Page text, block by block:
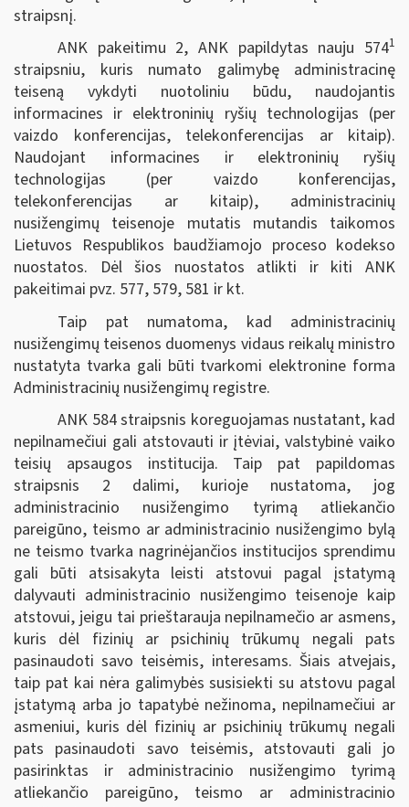
straipsnį.
ANK pakeitimu 2, ANK papildytas nauju 5741
straipsniu, kuris numato galimybę administracinę
teiseną vykdyti nuotoliniu būdu, naudojantis
informacines ir elektroninių ryšių technologijas (per
vaizdo konferencijas, telekonferencijas ar kitaip).
Naudojant informacines ir elektroninių ryšių
technologijas (per vaizdo konferencijas,
telekonferencijas ar kitaip), administracinių
nusižengimų teisenoje mutatis mutandis taikomos
Lietuvos Respublikos baudžiamojo proceso kodekso
nuostatos. Dėl šios nuostatos atlikti ir kiti ANK
pakeitimai pvz. 577, 579, 581 ir kt.
Taip pat numatoma, kad administracinių
nusižengimų teisenos duomenys vidaus reikalų ministro
nustatyta tvarka gali būti tvarkomi elektronine forma
Administracinių nusižengimų registre.
ANK 584 straipsnis koreguojamas nustatant, kad
nepilnamečiui gali atstovauti ir įtėviai, valstybinė vaiko
teisių apsaugos institucija. Taip pat papildomas
straipsnis 2 dalimi, kurioje nustatoma, jog
administracinio nusižengimo tyrimą atliekančio
pareigūno, teismo ar administracinio nusižengimo bylą
ne teismo tvarka nagrinėjančios institucijos sprendimu
gali būti atsisakyta leisti atstovui pagal įstatymą
dalyvauti administracinio nusižengimo teisenoje kaip
atstovui, jeigu tai prieštarauja nepilnamečio ar asmens,
kuris dėl fizinių ar psichinių trūkumų negali pats
pasinaudoti savo teisėmis, interesams. Šiais atvejais,
taip pat kai nėra galimybės susisiekti su atstovu pagal
įstatymą arba jo tapatybė nežinoma, nepilnamečiui ar
asmeniui, kuris dėl fizinių ar psichinių trūkumų negali
pats pasinaudoti savo teisėmis, atstovauti gali jo
pasirinktas ir administracinio nusižengimo tyrimą
atliekančio pareigūno, teismo ar administracinio